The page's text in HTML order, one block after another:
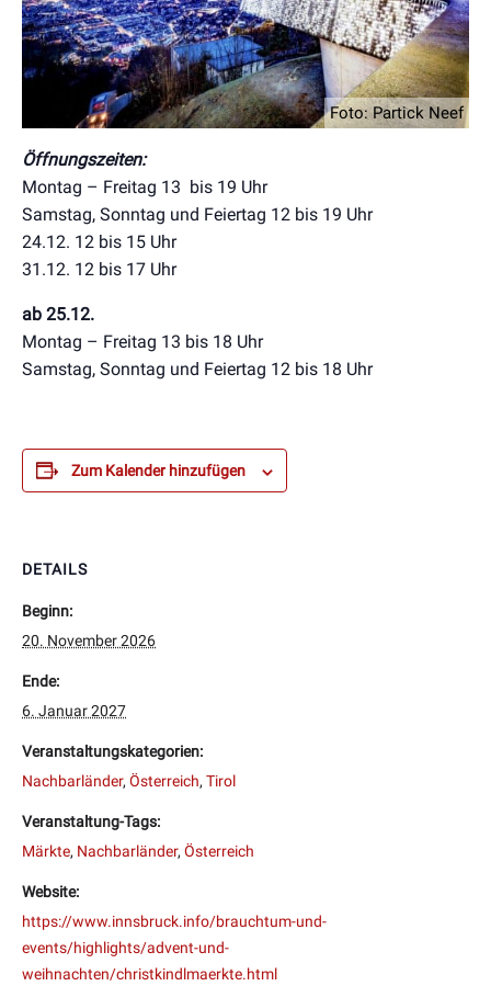
Foto: Partick Neef
Öffnungszeiten:
Montag – Freitag 13 bis 19 Uhr
Samstag, Sonntag und Feiertag 12 bis 19 Uhr
24.12. 12 bis 15 Uhr
31.12. 12 bis 17 Uhr
ab 25.12.
Montag – Freitag 13 bis 18 Uhr
Samstag, Sonntag und Feiertag 12 bis 18 Uhr
Zum Kalender hinzufügen
DETAILS
Beginn:
20. November 2026
Ende:
6. Januar 2027
Veranstaltungskategorien:
Nachbarländer, Österreich, Tirol
Veranstaltung-Tags:
Märkte, Nachbarländer, Österreich
Website:
https://www.innsbruck.info/brauchtum-und-
events/highlights/advent-und-
weihnachten/christkindlmaerkte.html